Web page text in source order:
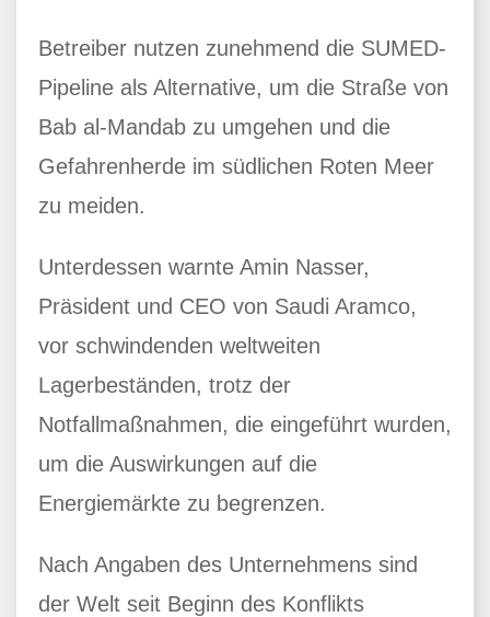
Betreiber nutzen zunehmend die SUMED-
Pipeline als Alternative, um die Straße von
Bab al-Mandab zu umgehen und die
Gefahrenherde im südlichen Roten Meer
zu meiden.
Unterdessen warnte Amin Nasser,
Präsident und CEO von Saudi Aramco,
vor schwindenden weltweiten
Lagerbeständen, trotz der
Notfallmaßnahmen, die eingeführt wurden,
um die Auswirkungen auf die
Energiemärkte zu begrenzen.
Nach Angaben des Unternehmens sind
der Welt seit Beginn des Konflikts